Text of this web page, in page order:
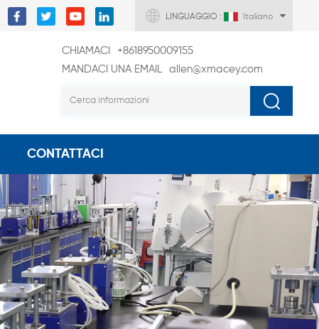
LINGUAGGIO : Italiano
CHIAMACI
+8618950009155
MANDACI UNA EMAIL
allen@xmacey.com
CONTATTACI